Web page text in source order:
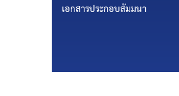
เอกสารประกอบสัมมนา